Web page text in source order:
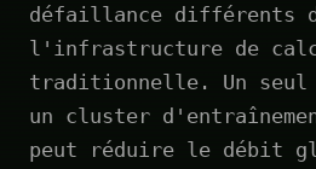
défaillance différents
l'infrastructure de
traditionnelle. Un seul
un cluster
peut réduire le débit